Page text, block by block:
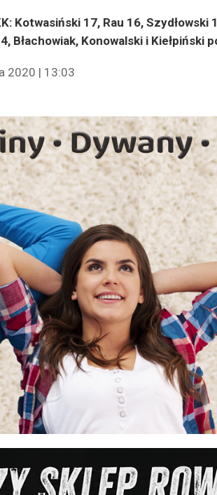
Kotwasiński 17, Rau 16,
Błachowiak, Konowalski i Kiełpiński
2020 | 13:03